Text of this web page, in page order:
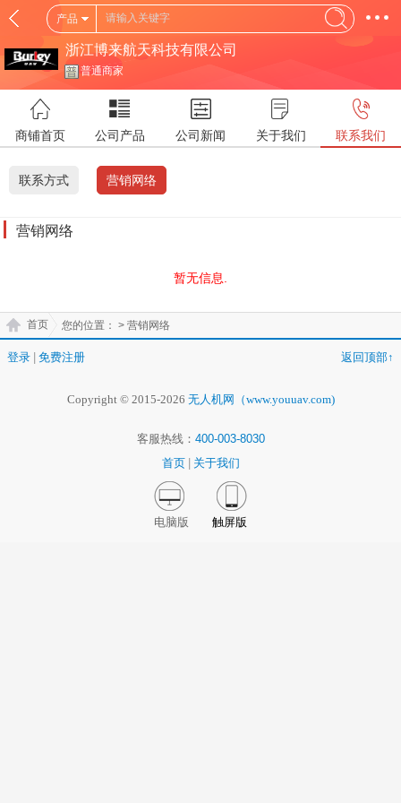
产品
浙江博来航天科技有限公司
普通商家
商铺首页 公司产品 公司新闻 关于我们 联系我们
联系方式 营销网络
营销网络
暂无信息.
您的位置：
首页 > 营销网络
登录 免费注册 返回顶部↑
Copyright © 2015-2026 无人机网（www.youuav.com)
客服热线： 400-003-8030
首页
关于我们
电脑版 触屏版